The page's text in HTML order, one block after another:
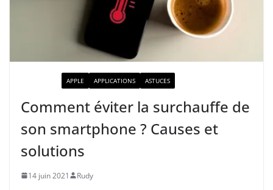
APPLE APPLICATIONS ASTUCES
Comment éviter la surchauffe de
son smartphone ? Causes et
solutions
14 juin 2021 Rudy